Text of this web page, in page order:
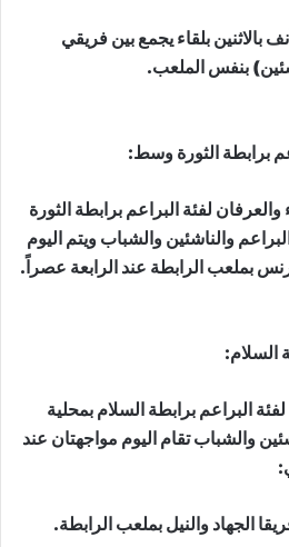
بالاثنين بلقاء يجمع بين فريقي
بنفس الملعب.
برابطة الثورة وسط:
لفئة البراعم برابطة الثورة
والناشئين والشباب ويتم اليوم
السلام:
البراعم برابطة السلام بمحلية
والشباب تقام اليوم مواجهتان عند
الجهاد والنيل بملعب الرابطة.